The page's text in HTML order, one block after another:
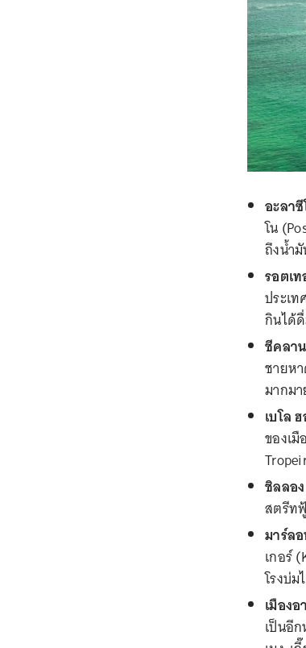
อะลา
โน
ถึงน้ำ
รอตเ
ประเ
กินได้
ชีคลา
ชายห
มากม
เบโล
ของเ
ชิลลอ
สตรีท
มาร์ล
เกอร์
โรงบ่
เมือง
เป็นอี